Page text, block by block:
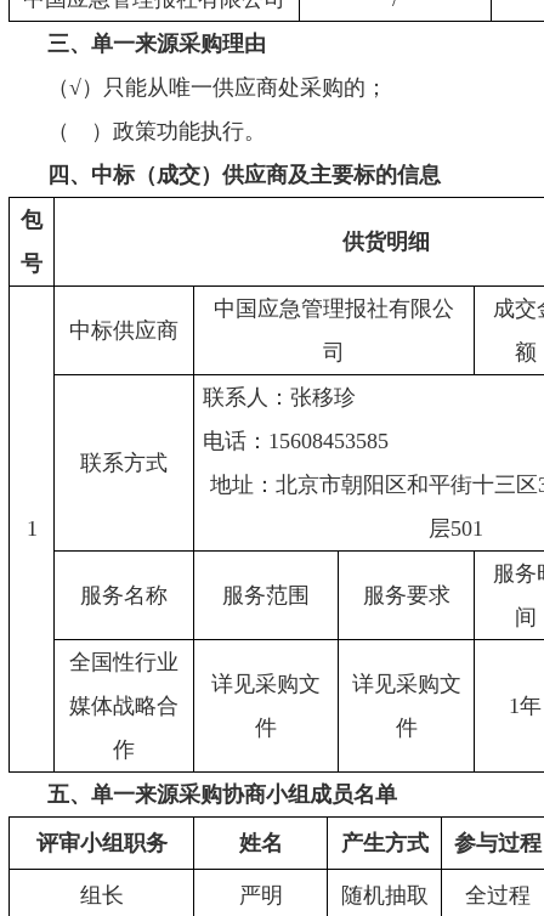
三、单一来源采购理由
（√）只能从唯一供应商处采购的；
（
）政策功能执行。
四、中标（成交）供应商及主要标的信息
包
号
供货明细
1
中标供应商
中国应急管理报社有限公
司
成交
额
联系方式
联系人：张移珍
电话： 15608453585
地址：北京市朝阳区和平街十三区
层501
服务名称 服务范围 服务要求
服务
间
全国性行业
媒体战略合
作
详见采购文
件
详见采购文
件
1年
五、单一来源采购协商小组成员名单
评审小组职务
姓名 产生方式 参与过程
组长 严明 随机抽取 全过程